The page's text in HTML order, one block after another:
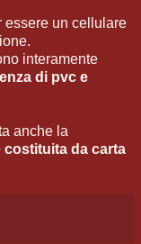
essere un cellulare
interamente
di pvc e
anche la
da carta